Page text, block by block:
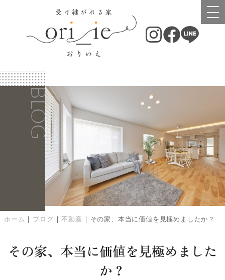
BLOG
ホーム | ブログ | 不動産 | その家、本当に価値を見極めましたか？
その家、本当に価値を見極めました
か？